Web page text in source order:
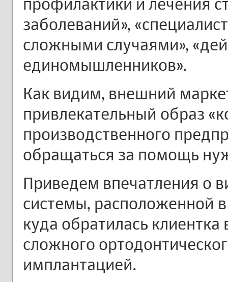
заболеваний»,
сложными случаями»,
единомышленников».
Как видим, внешний
привлекательный образ
производственного
обращаться за помощь
Приведем впечатления о
системы, расположенной
куда обратилась
сложного
имплантацией.